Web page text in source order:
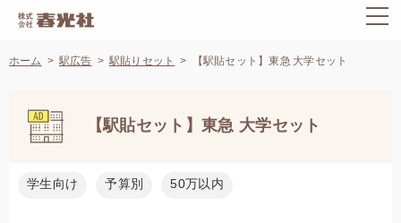
ホーム 駅広告 駅貼りセット 【駅貼セット】東急 大学セット
【駅貼セット】東急 大学セット
学生向け 予算別 50万以内